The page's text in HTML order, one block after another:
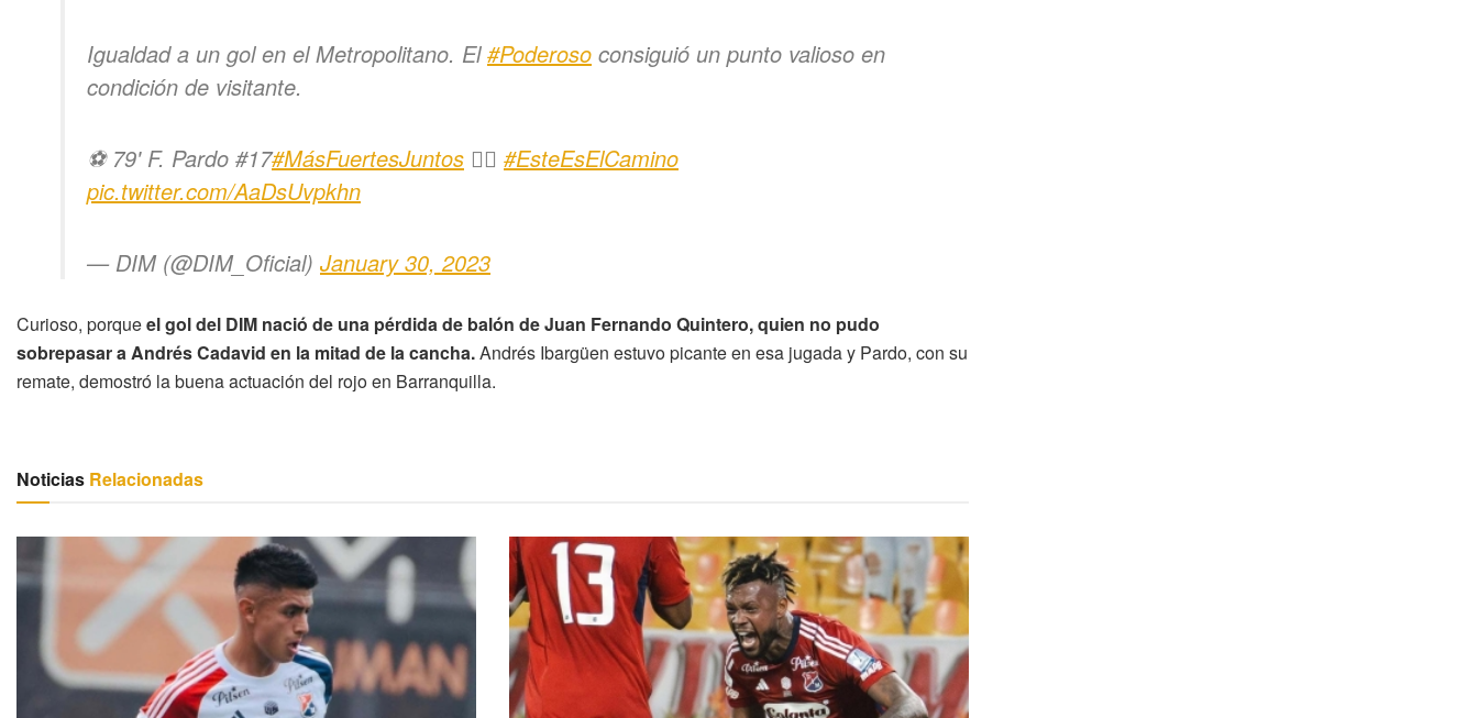
Igualdad a un gol en el Metropolitano. El#Poderoso consiguió un punto valioso en
condición de visitante.
⚽ 79' F. Pardo #17#MásFuertesJuntos ✊🏻 #EsteEsElCamino
pic.twitter.com/AaDsUvpkhn
— DIM (@DIM_Oficial) January 30, 2023
Curioso, porqueel gol del DIM nació de una pérdida de balón de Juan Fernando Quintero, quien no pudo
sobrepasar a Andrés Cadavid en la mitad de la cancha.Andrés Ibargüen estuvo picante en esa jugada y Pardo, con su
remate, demostró la buena actuación del rojo en Barranquilla.
Noticias Relacionadas